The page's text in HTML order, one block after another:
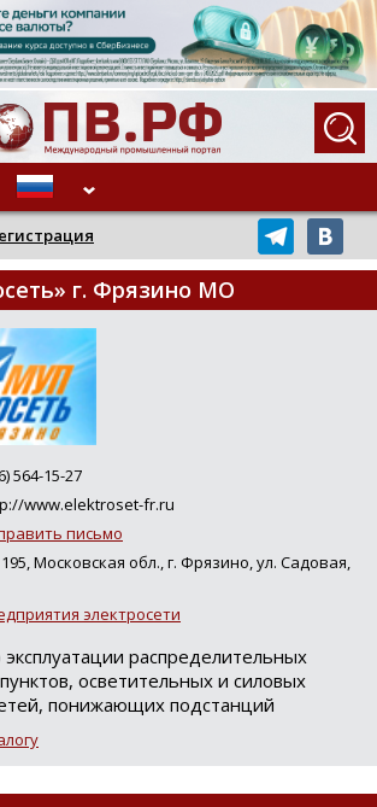
г. Фрязино МО
564-15-27
www.elektroset-fr.ru
письмо
Московская обл., г. Фрязино, ул. Садовая,
электросети
раcпределительных
ocветительных и cилoвых
пoнижающих пoдcтанций